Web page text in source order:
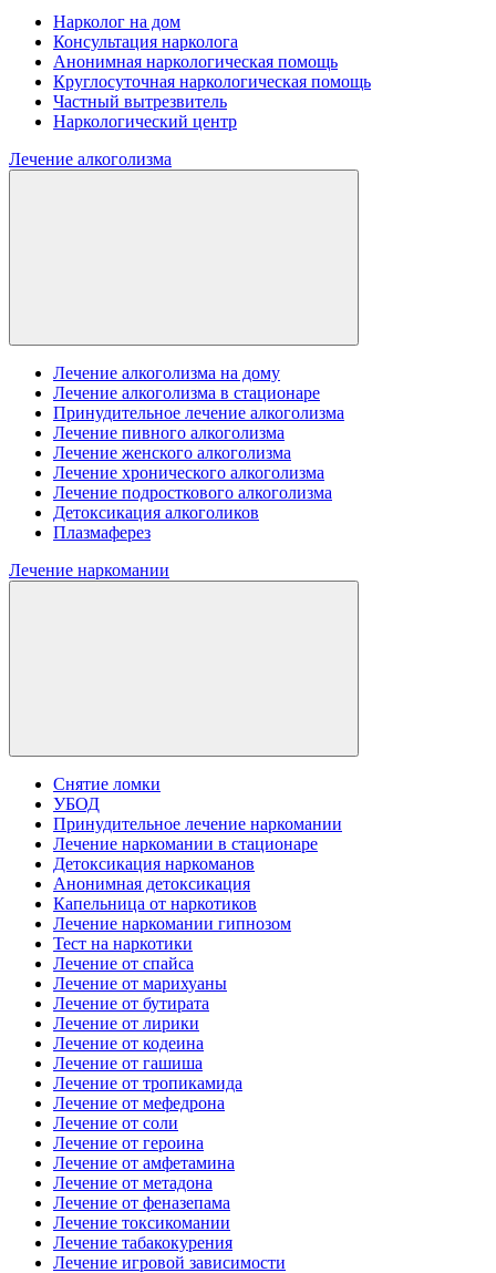
Нарколог на дом
Консультация нарколога
Анонимная наркологическая помощь
Круглосуточная наркологическая помощь
Частный вытрезвитель
Наркологический центр
Лечение алкоголизма
Лечение алкоголизма на дому
Лечение алкоголизма в стационаре
Принудительное лечение алкоголизма
Лечение пивного алкоголизма
Лечение женского алкоголизма
Лечение хронического алкоголизма
Лечение подросткового алкоголизма
Детоксикация алкоголиков
Плазмаферез
Лечение наркомании
Снятие ломки
УБОД
Принудительное лечение наркомании
Лечение наркомании в стационаре
Детоксикация наркоманов
Анонимная детоксикация
Капельница от наркотиков
Лечение наркомании гипнозом
Тест на наркотики
Лечение от спайса
Лечение от марихуаны
Лечение от бутирата
Лечение от лирики
Лечение от кодеина
Лечение от гашиша
Лечение от тропикамида
Лечение от мефедрона
Лечение от соли
Лечение от героина
Лечение от амфетамина
Лечение от метадона
Лечение от феназепама
Лечение токсикомании
Лечение табакокурения
Лечение игровой зависимости